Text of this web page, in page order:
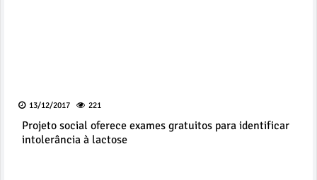
13/12/2017 221
Projeto social oferece exames gratuitos para identificar
intolerância à lactose